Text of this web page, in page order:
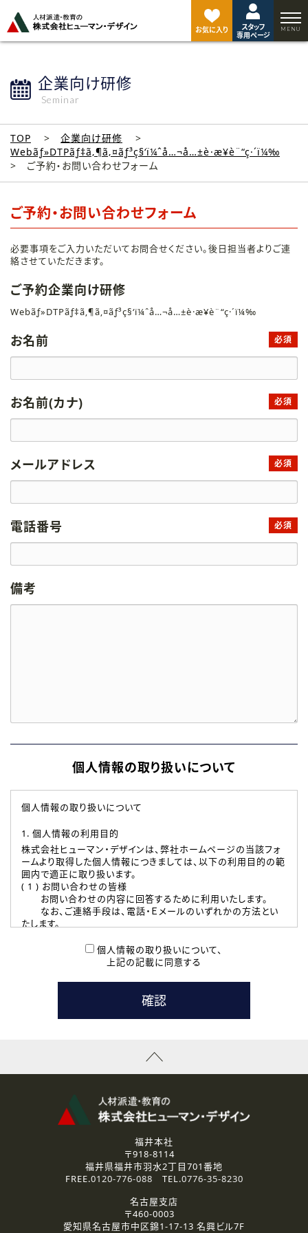
お気に入り
スタッフ
専用ページ
企業向け研修
Seminar
TOP
企業向け研修
Webãƒ»DTPãƒ‡ã‚¶ã‚¤ãƒ³ç§‘ï¼ˆå…¬å…±è·æ¥­è¨“ç·´ï¼‰
ご予約・お問い合わせフォーム
ご予約・お問い合わせフォーム
必要事項をご入力いただいてお問合せください。後日担当者よりご連
絡させていただきます。
ご予約企業向け研修
Webãƒ»DTPãƒ‡ã‚¶ã‚¤ãƒ³ç§‘ï¼ˆå…¬å…±è·æ¥­è¨“ç·´ï¼‰
お名前 必須
お名前(カナ) 必須
メールアドレス 必須
電話番号 必須
備考
個人情報の取り扱いについて
個人情報の取り扱いについて
1. 個人情報の利用目的
株式会社ヒューマン・デザインは、弊社ホームページの当該フォ
ームより取得した個人情報につきましては、以下の利用目的の範
囲内で適正に取り扱います。
( 1 ) お問い合わせの皆様
お問い合わせの内容に回答するために利用いたします。
なお、ご連絡手段は、電話・Ｅメールのいずれかの方法とい
たします。
本登録に関するご連絡および本登録時の参考情報として利
たします。
( 3 ) スタッフ派遣を検討されている企業の皆様
お問い合わせの内容に回答するために利用いたします。
なお、ご連絡手段は、電話・Ｅメールのいずれかの方法とい
資料送付、受講相談に関するご連絡のために利用いたしま
その他、お問い合わせの内容に回答するために利用いたし
なお、ご連絡手段は、電話・Ｅメールのいずれかの方法とい
2.個人情報の第三者提供
ご提供いただいた個人情報は、法令等の規定に従う場合を除き、
3.個人情報の取り扱いの委託
弊社の定める個人情報保護の評価基準を満たした委託先に、個
個人情報の取り扱いについて、
上記の記載に同意する
ジ
ト
福井本社
〒918-8114
福井県福井市羽水2丁目701番地
FREE.0120-776-088 TEL.0776-35-8230
名古屋支店
〒460-0003
愛知県名古屋市中区錦1-17-13 名興ビル7F